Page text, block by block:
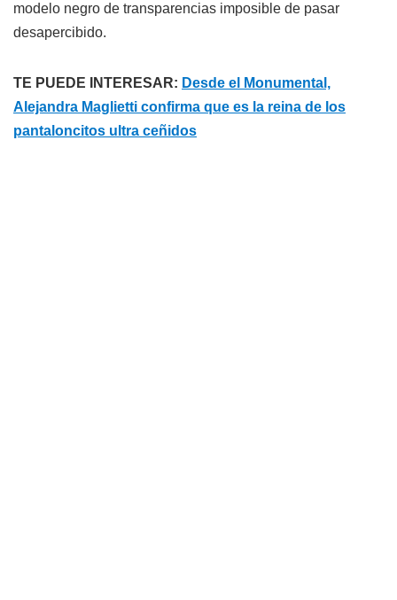
modelo negro de transparencias imposible de pasar
desapercibido.
TE PUEDE INTERESAR: Desde el Monumental,
Alejandra Maglietti confirma que es la reina de los
pantaloncitos ultra ceñidos